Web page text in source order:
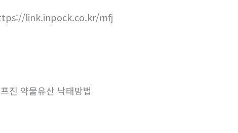
link.inpock.co.kr/mfj
진 약물유산 낙태방법